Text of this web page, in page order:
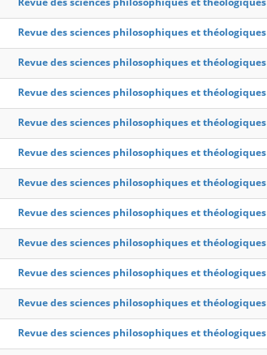
Revue des sciences philosophiques et théologiques
Revue des sciences philosophiques et théologiques
Revue des sciences philosophiques et théologiques
Revue des sciences philosophiques et théologiques
Revue des sciences philosophiques et théologiques
Revue des sciences philosophiques et théologiques
Revue des sciences philosophiques et théologiques
Revue des sciences philosophiques et théologiques
Revue des sciences philosophiques et théologiques
Revue des sciences philosophiques et théologiques
Revue des sciences philosophiques et théologiques